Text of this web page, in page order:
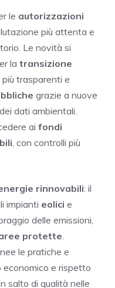
le autorizzazioni
più attenta e
Le novità si
la transizione
trasparenti e
grazie a nuove
dati ambientali.
ai fondi
, con controlli più
rinnovabili: il
impianti eolici e
delle emissioni,
protette
le pratiche e
economico e rispetto
salto di qualità nelle